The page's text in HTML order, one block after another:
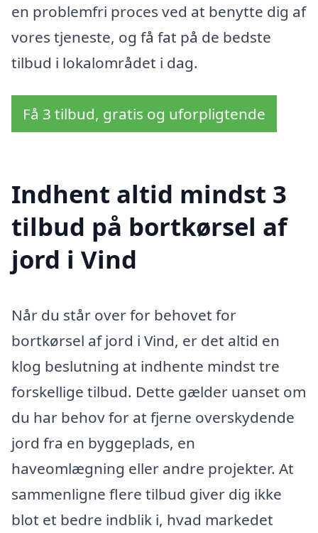
en problemfri proces ved at benytte dig af
vores tjeneste, og få fat på de bedste
tilbud i lokalområdet i dag.
Få 3 tilbud, gratis og uforpligtende
Indhent altid mindst 3
tilbud på bortkørsel af
jord i Vind
Når du står over for behovet for
bortkørsel af jord i Vind, er det altid en
klog beslutning at indhente mindst tre
forskellige tilbud. Dette gælder uanset om
du har behov for at fjerne overskydende
jord fra en byggeplads, en
haveomlægning eller andre projekter. At
sammenligne flere tilbud giver dig ikke
blot et bedre indblik i, hvad markedet